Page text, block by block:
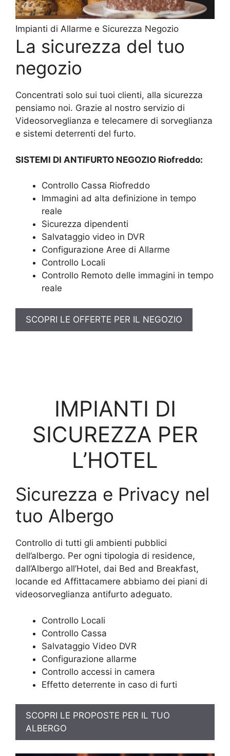
Impianti di Allarme e Sicurezza Negozio
La sicurezza del tuo
negozio
Concentrati solo sui tuoi clienti, alla sicurezza
pensiamo noi. Grazie al nostro servizio di
Videosorveglianza e telecamere di sorveglianza
e sistemi deterrenti del furto.
SISTEMI DI ANTIFURTO NEGOZIO Riofreddo:
Controllo Cassa Riofreddo
Immagini ad alta definizione in tempo
reale
Sicurezza dipendenti
Salvataggio video in DVR
Configurazione Aree di Allarme
Controllo Locali
Controllo Remoto delle immagini in tempo
reale
SCOPRI LE OFFERTE PER IL NEGOZIO
IMPIANTI DI
SICUREZZA PER
L’HOTEL
Sicurezza e Privacy nel
tuo Albergo
Controllo di tutti gli ambienti pubblici
dell’albergo. Per ogni tipologia di residence,
dall’Albergo all’Hotel, dai Bed and Breakfast,
locande ed Affittacamere abbiamo dei piani di
videosorveglianza antifurto adeguato.
Controllo Locali
Controllo Cassa
Salvataggio Video DVR
Configurazione allarme
Controllo accessi in camera
Effetto deterrente in caso di furti
SCOPRI LE PROPOSTE PER IL TUO
ALBERGO